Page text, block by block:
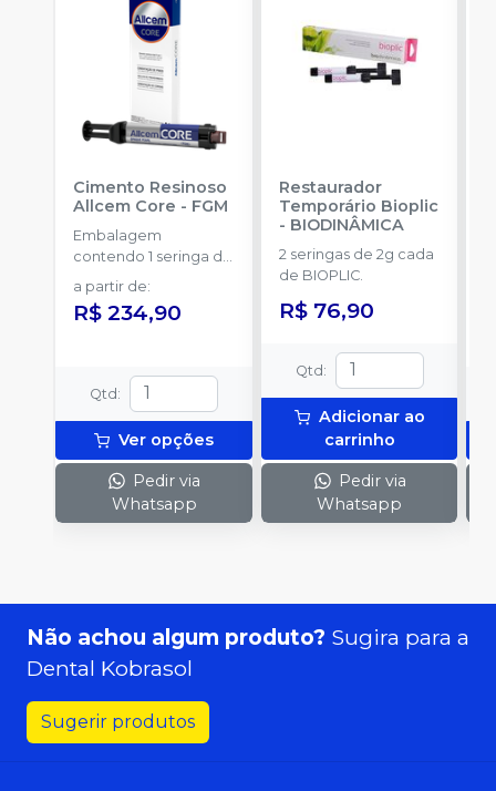
Cimento Resinoso
Allcem Core - FGM
Embalagem
contendo 1 seringa de
corpo duplo com 6g
e 8 ponteiras
a partir de:
R$ 234,90
Qtd :
Ver opções
Pedir via
Whatsapp
Restaurador
Temporário Bioplic
- BIODINÂMICA
2 seringas de 2g cada
de BIOPLIC.
R$ 76,90
Qtd :
Adicionar ao
carrinho
Pedir via
Whatsapp
Não achou algum produto? Sugira para a
Dental Kobrasol
Sugerir produtos